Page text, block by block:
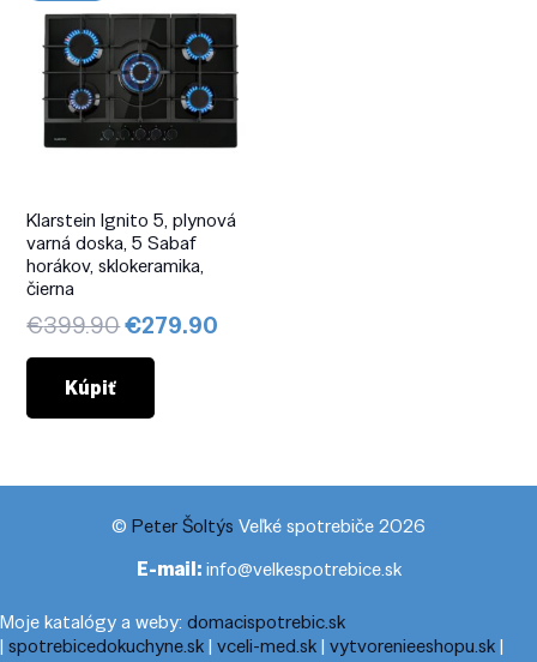
Klarstein Ignito 5, plynová
varná doska, 5 Sabaf
horákov, sklokeramika,
čierna
€399.90Pôvodná
cena
€399.90.
€279.90
Kúpiť
© Peter Šoltýs Veľké spotrebiče 2026
E-mail:info@velkespotrebice.sk
Moje katalógy a weby: domacispotrebic.sk
| spotrebicedokuchyne.sk| vceli-med.sk| vytvorenieeshopu.sk|